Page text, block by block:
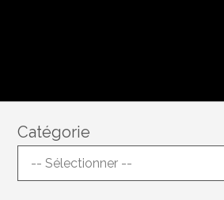
Catégorie
-- Sélectionner --